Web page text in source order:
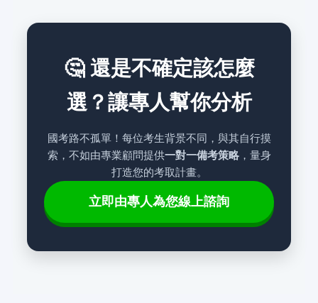
🤔 還是不確定該怎麼
選？讓專人幫你分析
國考路不孤單！每位考生背景不同，與其自行摸
索，不如由專業顧問提供一對一備考策略，量身
打造您的考取計畫。
立即由專人為您線上諮詢